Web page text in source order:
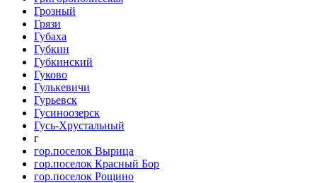
Грозный
Грязи
Губаха
Губкин
Губкинский
Гуково
Гулькевичи
Гурьевск
Гусиноозерск
Гусь-Хрустальный
г
гор.поселок Вырица
гор.поселок Красный Бор
гор.поселок Рощино